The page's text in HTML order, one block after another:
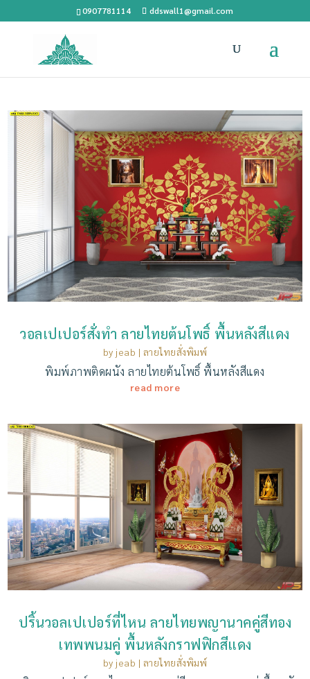
0907781114 ddswall1@gmail.com
วอลเปเปอร์สั่งทํา ลายไทยต้นโพธิ์ พื้นหลังสีแดง
by jeab | ลายไทยสั่งพิมพ์
พิมพ์ภาพติดผนัง ลายไทยต้นโพธิ์ พื้นหลังสีแดง
read more
ปริ้นวอลเปเปอร์ที่ไหน ลายไทยพญานาคคู่สีทอง
เทพพนมคู่ พื้นหลังกราฟฟิกสีแดง
by jeab | ลายไทยสั่งพิมพ์